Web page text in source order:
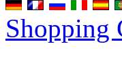
Shopping